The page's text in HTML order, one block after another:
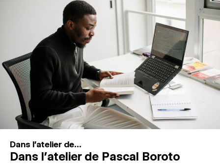
Dans l'atelier de...
Dans l’atelier de Pascal Boroto